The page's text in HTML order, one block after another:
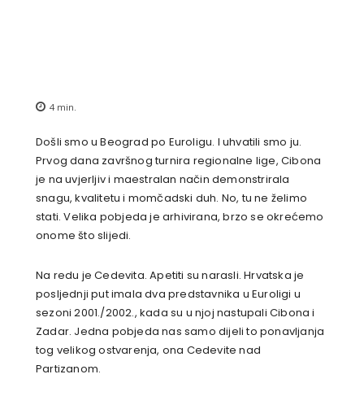
4 min.
Došli smo u Beograd po Euroligu. I uhvatili smo ju.
Prvog dana završnog turnira regionalne lige, Cibona
je na uvjerljiv i maestralan način demonstrirala
snagu, kvalitetu i momčadski duh. No, tu ne želimo
stati. Velika pobjeda je arhivirana, brzo se okrećemo
onome što slijedi.
Na redu je Cedevita. Apetiti su narasli. Hrvatska je
posljednji put imala dva predstavnika u Euroligi u
sezoni 2001./2002., kada su u njoj nastupali Cibona i
Zadar. Jedna pobjeda nas samo dijeli to ponavljanja
tog velikog ostvarenja, ona Cedevite nad
Partizanom.